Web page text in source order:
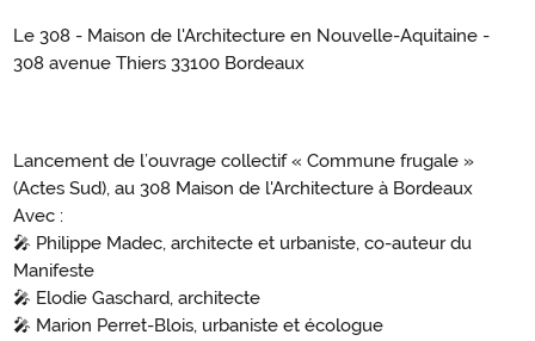
Le 308 - Maison de l'Architecture en Nouvelle-Aquitaine -
308 avenue Thiers 33100 Bordeaux
Lancement de l’ouvrage collectif « Commune frugale »
(Actes Sud), au 308 Maison de l'Architecture à Bordeaux
Avec :
🎤 Philippe Madec, architecte et urbaniste, co-auteur du
Manifeste
🎤 Elodie Gaschard, architecte
🎤 Marion Perret-Blois, urbaniste et écologue